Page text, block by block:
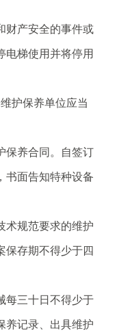
产安全的事件或
电梯使用并将停用
护保养单位应当
养合同。自签订
书面告知特种设备
规范要求的维护
保存期不得少于四
三十日不得少于
养记录、出具维护